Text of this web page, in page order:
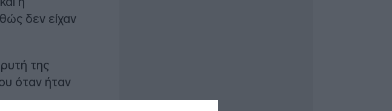
δεν είχαν
της
όταν ήταν